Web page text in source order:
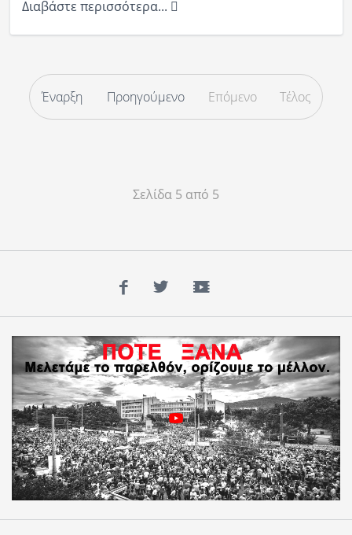
Διαβάστε περισσότερα...
Έναρξη Προηγούμενο Επόμενο Τέλος
Σελίδα 5 από 5
Facebook
TwitterYouTube